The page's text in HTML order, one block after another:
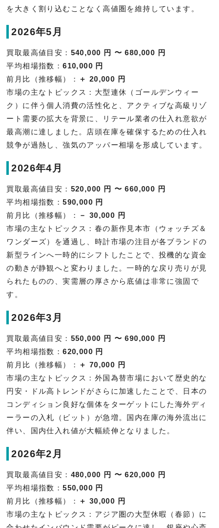
を大きく割り込むことなく高値圏を維持しています。
2026年5月
買取最高値目安： 540,000 円 〜 680,000 円
平均相場指数：610,000 円
前月比（推移幅）： ＋ 20,000 円
市場の主なトピックス：大型連休（ゴールデンウィー
ク）に伴う個人消費の活性化と、アクティブな高級リゾ
ート需要の拡大を背景に、リテール業者の仕入れ意欲が
最高潮に達しました。店頭在庫を確保するための仕入れ
競争が過熱し、強気のアッパー相場を形成しています。
2026年4月
買取最高値目安： 520,000 円 〜 660,000 円
平均相場指数：590,000 円
前月比（推移幅）：
－ 30,000 円
市場の主なトピックス：春の新作見本市（ウォッチズ＆
ワンダーズ）を通過し、時計市場の注目が各ブランドの
新型ラインへ一時的にシフトしたことで、投機的な資金
の動きが静観へと変わりました。一時的な戻り売りが見
られたものの、実需層の厚さから底値は非常に強固で
す。
2026年3月
買取最高値目安： 550,000 円 〜 690,000 円
平均相場指数：620,000 円
前月比（推移幅）： ＋ 70,000 円
市場の主なトピックス：外国為替市場において歴史的な
円安・ドル高トレンドがさらに加速したことで、日本の
コンディション良好な個体をターゲットにした海外ディ
ーラーの入札（ビット）が急増。国内在庫の海外流出に
伴い、国内仕入れ値が大幅続伸となりました。
2026年2月
買取最高値目安： 480,000 円 〜 620,000 円
平均相場指数：550,000 円
前月比（推移幅）： ＋ 30,000 円
市場の主なトピックス：アジア圏の大型休暇（春節）に